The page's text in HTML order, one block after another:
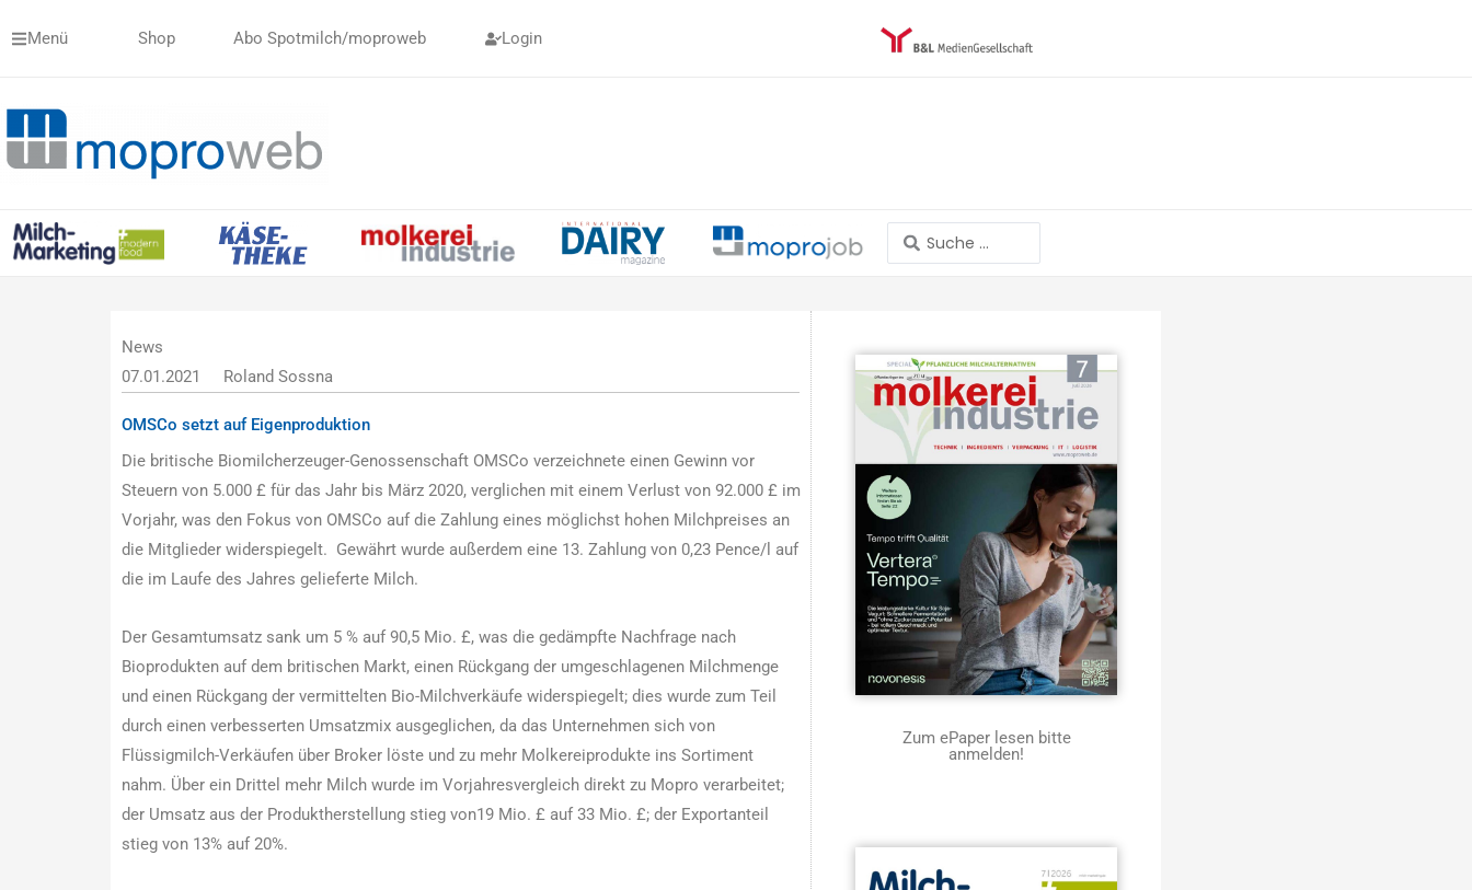
InhaltMenü Shop Abo Spotmilch/moproweb Login
Search
...
News
07.01.2021
Roland Sossna
OMSCo setzt auf Eigenproduktion
Die britische Biomilcherzeuger-Genossenschaft OMSCo verzeichnete einen Gewinn vor
Steuern von 5.000 £ für das Jahr bis März 2020, verglichen mit einem Verlust von 92.000 £ im
Vorjahr, was den Fokus von OMSCo auf die Zahlung eines möglichst hohen Milchpreises an
die Mitglieder widerspiegelt. Gewährt wurde außerdem eine 13. Zahlung von 0,23 Pence/l auf
die im Laufe des Jahres gelieferte Milch.
Der Gesamtumsatz sank um 5 % auf 90,5 Mio. £, was die gedämpfte Nachfrage nach
Bioprodukten auf dem britischen Markt, einen Rückgang der umgeschlagenen Milchmenge
und einen Rückgang der vermittelten Bio-Milchverkäufe widerspiegelt; dies wurde zum Teil
durch einen verbesserten Umsatzmix ausgeglichen, da das Unternehmen sich von
Flüssigmilch-Verkäufen über Broker löste und zu mehr Molkereiprodukte ins Sortiment
nahm. Über ein Drittel mehr Milch wurde im Vorjahresvergleich direkt zu Mopro verarbeitet;
der Umsatz aus der Produktherstellung stieg von19 Mio. £ auf 33 Mio. £; der Exportanteil
stieg von 13% auf 20%.
Zum ePaper lesen bitte
anmelden!